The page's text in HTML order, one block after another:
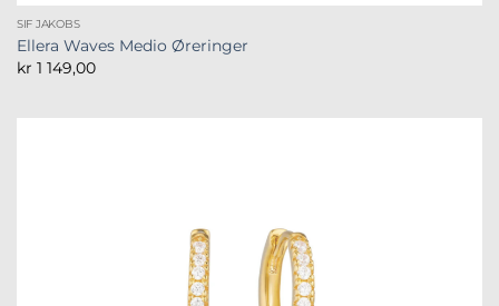
SIF JAKOBS
Ellera Waves Medio Øreringer
kr 1 149,00